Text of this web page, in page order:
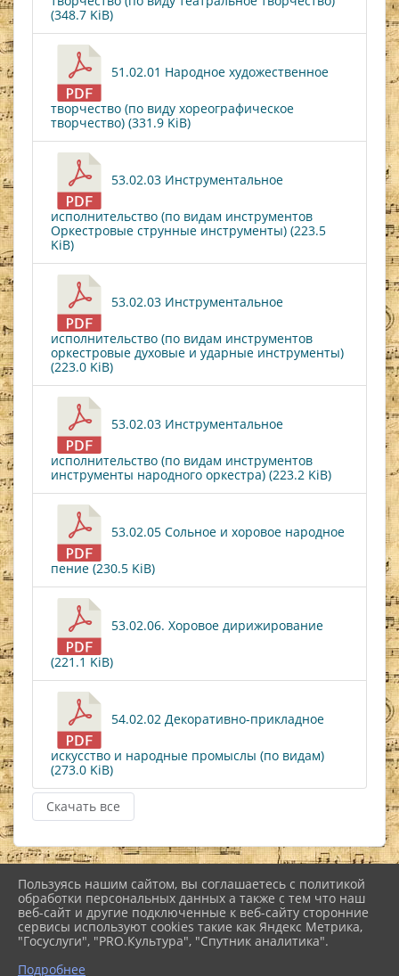
(348.7 KiB)
51.02.01 Народное художественное
творчество (по виду хореографическое
творчество) (331.9 KiB)
53.02.03 Инструментальное
исполнительство (по видам инструментов
Оркестровые струнные инструменты) (223.5
KiB)
53.02.03 Инструментальное
исполнительство (по видам инструментов
оркестровые духовые и ударные инструменты)
(223.0 KiB)
53.02.03 Инструментальное
исполнительство (по видам инструментов
инструменты народного оркестра) (223.2 KiB)
53.02.05 Сольное и хоровое народное
пение (230.5 KiB)
53.02.06. Хоровое дирижирование
(221.1 KiB)
54.02.02 Декоративно-прикладное
искусство и народные промыслы (по видам)
(273.0 KiB)
Скачать все
2026 г. nkiinfo.ru
Вход
Карта сайта
Политика обработки персональных данных
Пользуясь нашим сайтом, вы соглашаетесь с политикой
обработки персональных данных а также с тем что наш
веб-сайт и другие подключенные к веб-сайту сторонние
сервисы используют cookies такие как Яндекс Метрика,
"Госуслуги", "PRO.Культура", "Спутник аналитика".
Подробнее